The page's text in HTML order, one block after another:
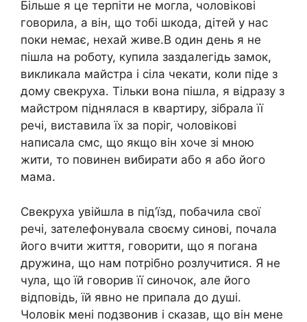
Більше я це терпіти не могла, чоловікові
говорила, а він, що тобі шкода, дітей у нас
поки немає, нехай живе.В один день я не
пішла на роботу, купила заздалегідь замок,
викликала майстра і сіла чекати, коли піде з
дому свекруха. Тільки вона пішла, я відразу з
майстром піднялася в квартиру, зібрала її
речі, виставила їх за поріг, чоловікові
написала смс, що якщо він хоче зі мною
жити, то повинен вибирати або я або його
мама.
Свекруха увійшла в під’їзд, побачила свої
речі, зателефонувала своєму синові, почала
його вчити життя, говорити, що я погана
дружина, що нам потрібно розлучитися. Я не
чула, що їй говорив її синочок, але його
відповідь, їй явно не припала до душі.
Чоловік мені подзвонив і сказав, що він мене